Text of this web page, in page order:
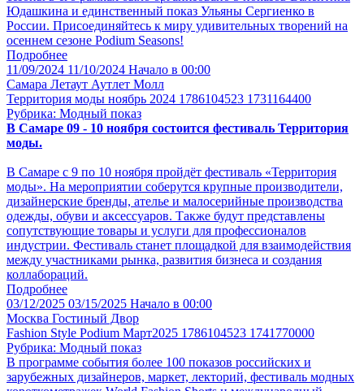
Юдашкина и единственный показ Ульяны Сергиенко в
России. Присоединяйтесь к миру удивительных творений на
осеннем сезоне Podium Seasons!
Подробнее
11/09/2024 11/10/2024 Начало в 00:00
Самара Летаут Аутлет Молл
Территория моды ноябрь 2024 1786104523 1731164400
Рубрика: Модный показ
В Самаре 09 - 10 ноября состоится фестиваль Территория
моды.
В Самаре с 9 по 10 ноября пройдёт фестиваль «Территория
моды». На мероприятии соберутся крупные производители,
дизайнерские бренды, ателье и малосерийные производства
одежды, обуви и аксессуаров. Также будут представлены
сопутствующие товары и услуги для профессионалов
индустрии. Фестиваль станет площадкой для взаимодействия
между участниками рынка, развития бизнеса и создания
коллабораций.
Подробнее
03/12/2025 03/15/2025 Начало в 00:00
Москва Гостиный Двор
Fashion Style Podium Март2025 1786104523 1741770000
Рубрика: Модный показ
В программе события более 100 показов российских и
зарубежных дизайнеров, маркет, лекторий, фестиваль модных